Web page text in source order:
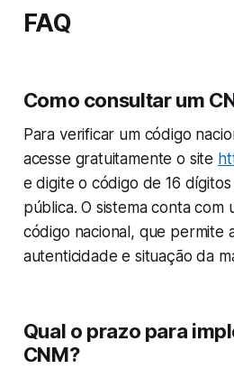
FAQ
Como consultar um
Para verificar um código
acesse gratuitamente o site
e digite o código de 16
pública. O sistema conta com
código nacional, que permite
autenticidade e situação da
Qual o prazo para
CNM?